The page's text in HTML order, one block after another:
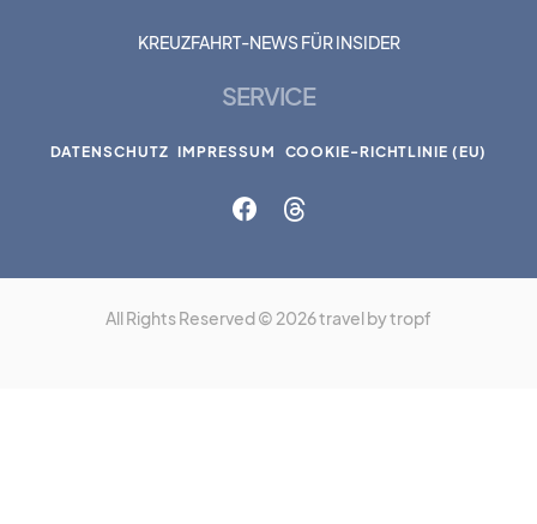
KREUZFAHRT-NEWS FÜR INSIDER
SERVICE
DATENSCHUTZ IMPRESSUM COOKIE-RICHTLINIE (EU)
All Rights Reserved © 2026 travel by tropf